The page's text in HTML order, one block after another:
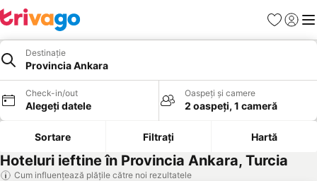
Favorite
Destinație
Provincia Ankara
Check-in/out
Alegeți datele
Oaspeți și camere
2 oaspeți, 1 cameră
Sortare Filtrați Hartă
Hoteluri ieftine în Provincia Ankara, Turcia
Cum influențează plățile către noi rezultatele